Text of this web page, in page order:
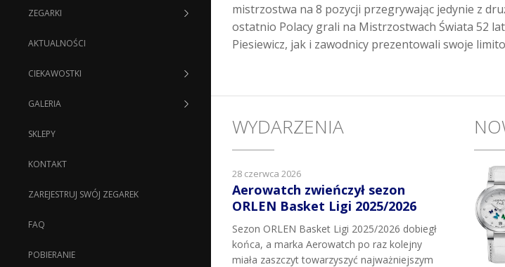
ZEGARKI
AKTUALNOŚCI
CIEKAWOSTKI
GALERIA
SKLEPY
KONTAKT
ZAREJESTRUJ SWÓJ ZEGAREK
FAQ
POBIERANIE
mistrzostwa na 8 pozycji przegrywając jedynie z
ostatnio Polacy grali na Mistrzostwach Świata 52
Piesiewicz, jak i zawodnicy prezentowali swoje
WYDARZENIA
28 czerwca 2026
Aerowatch zwieńczył sezon
ORLEN Basket Ligi 2025/2026
Sezon ORLEN Basket Ligi 2025/2026 dobiegł
końca, a marka Aerowatch po raz kolejny
miała zaszczyt towarzyszyć najważniejszym